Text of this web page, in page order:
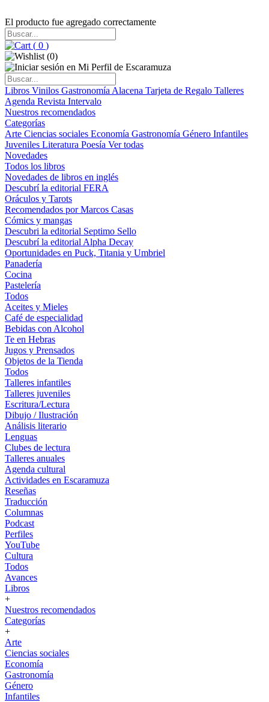
El producto fue agregado correctamente
( 0 )
(0)
Libros Vinilos Gastronomía Alacena Tarjeta de Regalo Talleres
Agenda Revista Intervalo
Nuestros recomendados
Categorías
Arte Ciencias sociales Economía Gastronomía Género Infantiles
Juveniles Literatura Poesía Ver todas
Novedades
Todos los libros
Novedades de libros en inglés
Descubrí la editorial FERA
Oráculos y Tarots
Recomendados por Marcos Casas
Cómics y mangas
Descubri la editorial Septimo Sello
Descubrí la editorial Alpha Decay
Oportunidades en Puck, Titania y Umbriel
Panadería
Cocina
Pastelería
Todos
Aceites y Mieles
Café de especialidad
Bebidas con Alcohol
Te en Hebras
Jugos y Prensados
Objetos de la Tienda
Todos
Talleres infantiles
Talleres juveniles
Escritura/Lectura
Dibujo / Ilustración
Análisis literario
Lenguas
Clubes de lectura
Talleres anuales
Agenda cultural
Actividades en Escaramuza
Reseñas
Traducción
Columnas
Podcast
Perfiles
YouTube
Cultura
Todos
Avances
Libros
+
Nuestros recomendados
Categorías
+
Arte
Ciencias sociales
Economía
Gastronomía
Género
Infantiles